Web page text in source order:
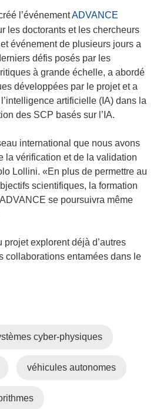
n
o
u
v
e
l
l
e
e
n
ê
t
r
l’événementADVANCE
les doctorants et les chercheurs
événement de plusieurs jours a
défis posés par les
à grande échelle, a abordé
développées par le projet et a
artificielle (IA) dans la
des SCP basés sur l’IA.
international que nous avons
la vérification et de la validation
Lollini. «En plus de permettre au
scientifiques, la formation
se poursuivra même
explorent déjà d’autres
collaborations entamées dans le
cyber-physiques
véhicules autonomes